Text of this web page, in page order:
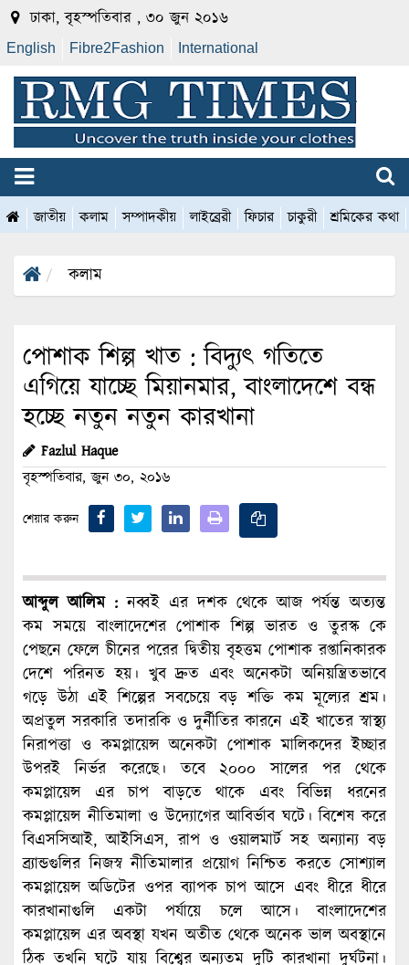
ঢাকা, বৃহস্পতিবার , ৩০ জুন ২০১৬
English Fibre2Fashion International
জাতীয় কলাম সম্পাদকীয় লাইব্রেরী ফিচার চাকুরী শ্রমিকের কথা
কলাম
পোশাক শিল্প খাত : বিদ্যুৎ গতিতে
এগিয়ে যাচ্ছে মিয়ানমার, বাংলাদেশে বন্ধ
হচ্ছে নতুন নতুন কারখানা
Fazlul Haque
বৃহস্পতিবার, জুন ৩০, ২০১৬
শেয়ার করুন
আব্দুল আলিম : নব্বই এর দশক থেকে আজ পর্যন্ত অত্যন্ত
কম সময়ে বাংলাদেশের পোশাক শিল্প ভারত ও তুরস্ক কে
পেছনে ফেলে চীনের পরের দ্বিতীয় বৃহত্তম পোশাক রপ্তানিকারক
দেশে পরিনত হয়। খুব দ্রুত এবং অনেকটা অনিয়ন্ত্রিতভাবে
গড়ে উঠা এই শিল্পের সবচেয়ে বড় শক্তি কম মূল্যের শ্রম।
অপ্রতুল সরকারি তদারকি ও দুর্নীতির কারনে এই খাতের স্বাস্থ্য
নিরাপত্তা ও কমপ্লায়েন্স অনেকটা পোশাক মালিকদের ইচ্ছার
উপরই নির্ভর করেছে। তবে ২০০০ সালের পর থেকে
কমপ্লায়েন্স এর চাপ বাড়তে থাকে এবং বিভিন্ন ধরনের
কমপ্লায়েন্স নীতিমালা ও উদ্যোগের আবির্ভাব ঘটে। বিশেষ করে
বিএসসিআই, আইসিএস, রাপ ও ওয়ালমার্ট সহ অন্যান্য বড়
ব্র্যান্ডগুলির নিজস্ব নীতিমালার প্রয়োগ নিশ্চিত করতে সোশ্যাল
কমপ্লায়েন্স অডিটের ওপর ব্যাপক চাপ আসে এবং ধীরে ধীরে
কারখানাগুলি একটা পর্যায়ে চলে আসে। বাংলাদেশের
কমপ্লায়েন্স এর অবস্থা যখন অতীত থেকে অনেক ভাল অবস্থানে
ঠিক তখনি ঘটে যায় বিশ্বের অন্যতম দুটি কারখানা দুর্ঘটনা।